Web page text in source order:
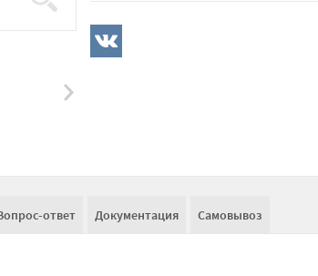
ответ Документация Самовывоз